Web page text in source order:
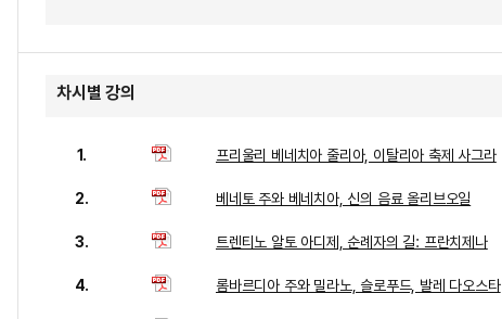
차시별 강의
1. 프리울리 베네치아 줄리아, 이탈리아 축제 사그라
2. 베네토 주와 베네치아, 신의 음료 올리브오일
3. 트렌티노 알토 아디제, 순례자의 길: 프란치제나
4. 롬바르디아 주와 밀라노, 슬로푸드, 발레 다오스타